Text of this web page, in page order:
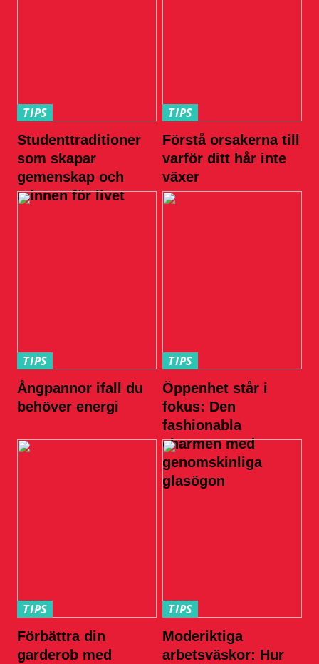
TIPS
Studenttraditioner
som skapar
gemenskap och
minnen för livet
TIPS
Förstå orsakerna till
varför ditt hår inte
växer
TIPS
Ångpannor ifall du
behöver energi
TIPS
Öppenhet står i
fokus: Den
fashionabla
charmen med
genomskinliga
glasögon
TIPS
Förbättra din
garderob med
TIPS
Moderiktiga
arbetsväskor: Hur